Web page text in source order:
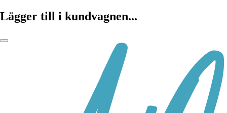
Lägger till i kundvagnen...